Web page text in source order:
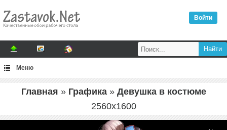
Войти
Меню
Главная » Графика» Девушка в костюме
2560x1600